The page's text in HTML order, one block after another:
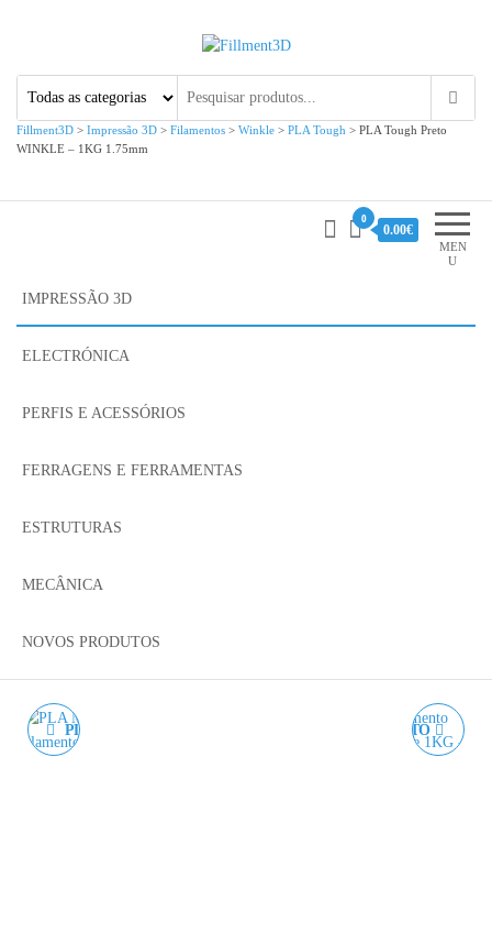
Fillment3D
Fillment3D > Impressão 3D > Filamentos > Winkle > PLA Tough > PLA Tough Preto
WINKLE – 1KG 1.75mm
MEN
U
0
0.00€
IMPRESSÃO 3D
ELECTRÓNICA
PERFIS E ACESSÓRIOS
FERRAGENS E FERRAMENTAS
ESTRUTURAS
MECÂNICA
NOVOS PRODUTOS
PLA MATE VERMELHO PLA TOUGH CINZENTO